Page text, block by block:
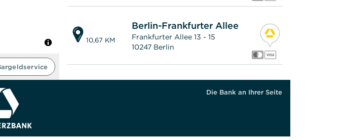
10,67 KM
Berlin-Frankfurter Allee
Frankfurter Allee 13 - 15
10247 Berlin
Berlin-Lichtenrade
Die Bank an Ihrer Seite